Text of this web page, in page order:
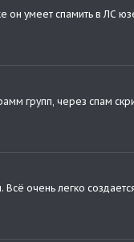
он умеет спамить в ЛС
групп, через спам
очень легко